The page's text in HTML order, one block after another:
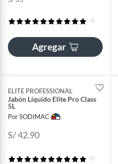
(3)
Agregar
ELITE PROFESSIONAL
Jabón Líquido Elite Pro Class
5L
Por SODIMAC
S/ 42.90
(1)